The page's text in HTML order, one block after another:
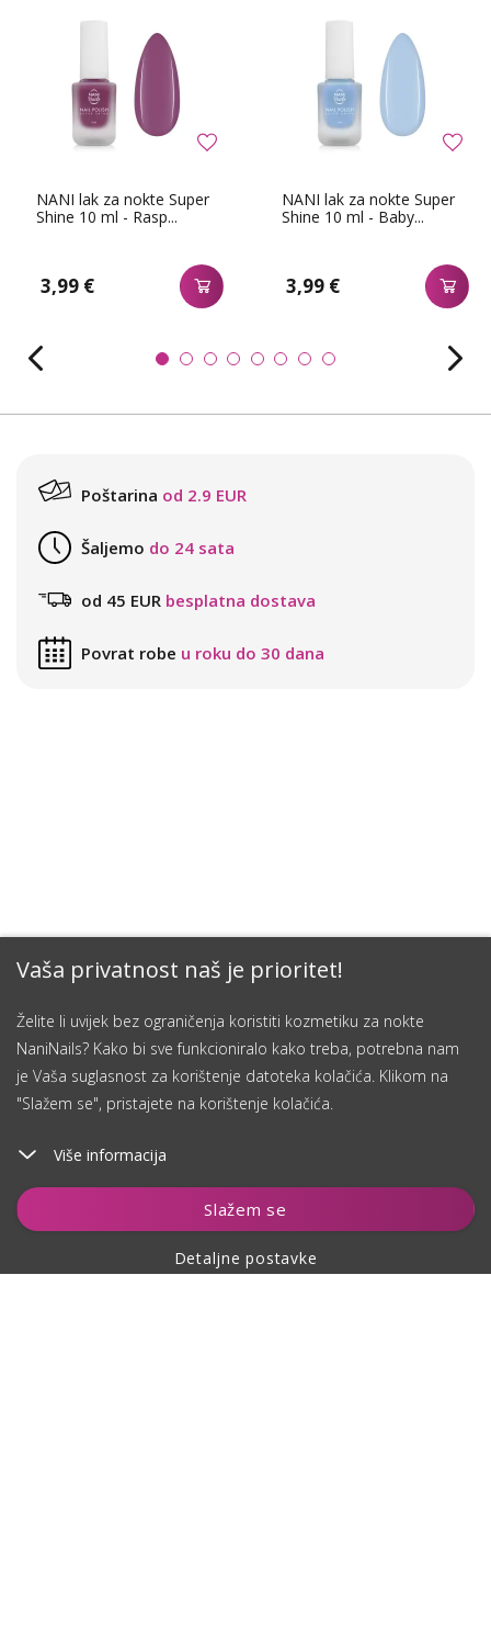
Vaša privatnost naš je prioritet!
Želite li uvijek bez ograničenja koristiti kozmetiku za nokte
NaniNails? Kako bi sve funkcioniralo kako treba, potrebna nam
je Vaša suglasnost za korištenje datoteka kolačića. Klikom na
"Slažem se", pristajete na korištenje kolačića.
Više informacija
Slažem se
Detaljne postavke
Dodaj u košaricu
NANI lak za nokte Super
Shine 10 ml - Rasp...
3,99 €
NANI lak za nokte Super
Shine 10 ml - Baby...
3,99 €
Poštarina od 2.9 EUR
Šaljemo do 24 sata
od 45 EUR besplatna dostava
Povrat robe u roku do 30 dana